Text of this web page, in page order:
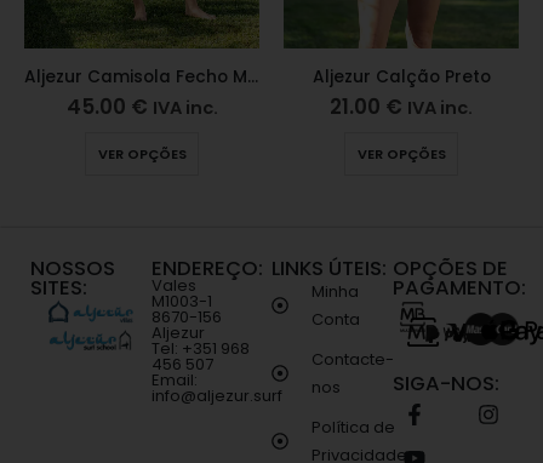
Aljezur Camisola Fecho Matcha
45.00 € IVA inc.
VER OPÇÕES
Aljezur Calção Preto
21.00 € IVA inc.
VER OPÇÕES
NOSSOS
SITES:
ENDEREÇO:
Vales
M1003-1
8670-156
Aljezur
Tel: +351 968
456 507
Email:
info@aljezur.surf
LINKS ÚTEIS:
Minha
Conta
Contacte-
nos
Política de
Privacidade
OPÇÕES DE
PAGAMENTO:
SIGA-NOS: